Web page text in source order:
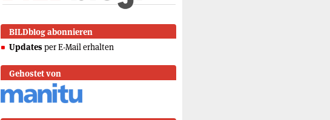
BILDblog abonnieren
Updates per E-Mail erhalten
Gehostet von